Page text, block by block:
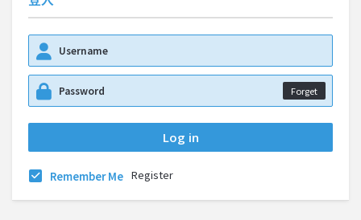
Forget
Remember Me Register